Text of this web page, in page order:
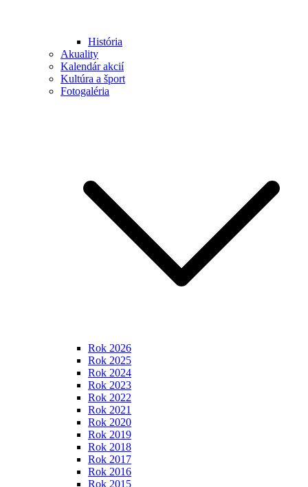
História
Akuality
Kalendár akcií
Kultúra a šport
Fotogaléria
Rok 2026
Rok 2025
Rok 2024
Rok 2023
Rok 2022
Rok 2021
Rok 2020
Rok 2019
Rok 2018
Rok 2017
Rok 2016
Rok 2015